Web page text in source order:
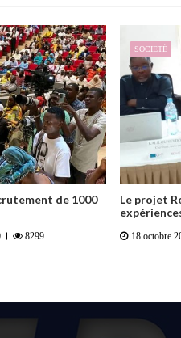
de 1000
8299
SOCIETÉ
Le projet
18 octobre